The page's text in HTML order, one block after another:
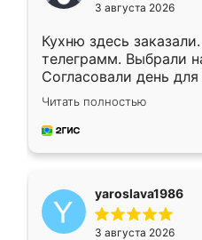
3 августа 2026
Кухню здесь
телеграмм. Выбрали
Согласовали день
недели кухня была
довольны работой.
мебель за
Читать полностью
yaroslava1986
3 августа 2026